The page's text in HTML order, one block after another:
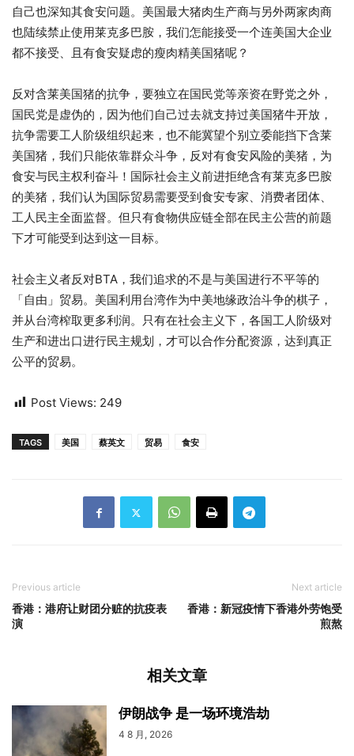
自己也深知其食安问题。美国最大猪肉生产商与另外两家肉商
也陆续禁止使用莱克多巴胺，我们怎能接受一个连美国大企业
都不接受、且有食安疑虑的瘦肉精美国猪呢？
反对含莱美国猪的抗争，要独立在国民党等亲资在野党之外，
国民党是虚伪的，因为他们自己过去就支持过美国猪牛开放，
抗争需要工人阶级组织起来，也不能冀望个别立委能挡下含莱
美国猪，我们只能依靠群众斗争，反对有食安风险的美猪，为
食安与民主权利奋斗！国际社会主义前进拒绝含有莱克多巴胺
的美猪，我们认为国际贸易需要受到食安专家、消费者团体、
工人民主全面监督。但只有食物供应链全部在民主公营的前题
下才可能受到达到这一目标。
社会主义者反对BTA，我们追求的不是与美国进行不平等的
「自由」贸易。美国利用台湾作为中美地缘政治斗争的棋子，
并从台湾榨取更多利润。只有在社会主义下，各国工人阶级对
生产和进出口进行民主规划，才可以合作分配资源，达到真正
公平的贸易。
Post Views: 249
TAGS 美国 蔡英文 贸易 食安
Previous article
香港：港府让财团分赃的抗疫表
演
Next article
香港：新冠疫情下香港外劳饱受
煎熬
相关文章
伊朗战争 是一场环境浩劫
4 8 月, 2026